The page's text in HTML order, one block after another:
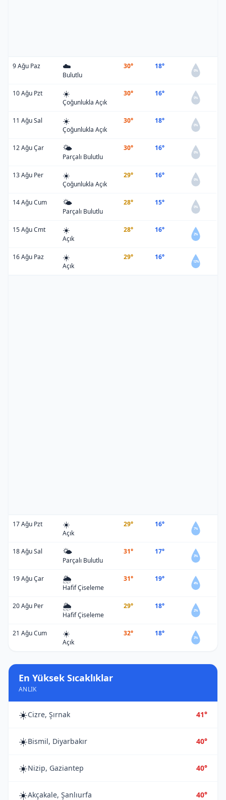
9 Ağu Paz ☁️
Bulutlu
30° 18°
0%
10 Ağu Pzt ☀️
Çoğunlukla Açık
30° 16°
0%
11 Ağu Sal ☀️
Çoğunlukla Açık
30° 18°
0%
12 Ağu Çar 🌤️
Parçalı Bulutlu
30° 16°
0%
13 Ağu Per ☀️
Çoğunlukla Açık
29° 16°
0%
14 Ağu Cum 🌤️
Parçalı Bulutlu
28° 15°
0%
15 Ağu Cmt ☀️
Açık
28° 16°
2%
16 Ağu Paz ☀️
Açık
29° 16°
12%
17 Ağu Pzt ☀️
Açık
29° 16°
7%
18 Ağu Sal 🌤️
Parçalı Bulutlu
31° 17°
3%
19 Ağu Çar 🌦️
Hafif Çiseleme
31° 19°
4%
20 Ağu Per 🌦️
Hafif Çiseleme
29° 18°
2%
21 Ağu Cum ☀️
Açık
32° 18°
3%
En Yüksek Sıcaklıklar
ANLIK
☀️Cizre, Şırnak 41°
☀️Bismil, Diyarbakır 40°
☀️Nizip, Gaziantep 40°
☀️Akçakale, Şanlıurfa 40°